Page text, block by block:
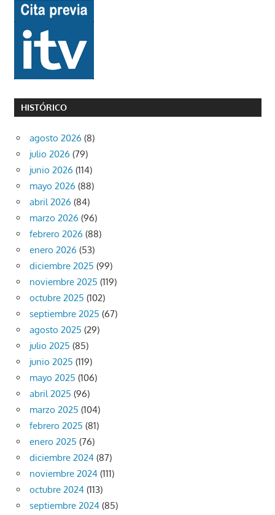
HISTÓRICO
agosto 2026 (8)
julio 2026 (79)
junio 2026 (114)
mayo 2026 (88)
abril 2026 (84)
marzo 2026 (96)
febrero 2026 (88)
enero 2026 (53)
diciembre 2025 (99)
noviembre 2025 (119)
octubre 2025 (102)
septiembre 2025 (67)
agosto 2025 (29)
julio 2025 (85)
junio 2025 (119)
mayo 2025 (106)
abril 2025 (96)
marzo 2025 (104)
febrero 2025 (81)
enero 2025 (76)
diciembre 2024 (87)
noviembre 2024 (111)
octubre 2024 (113)
septiembre 2024 (85)